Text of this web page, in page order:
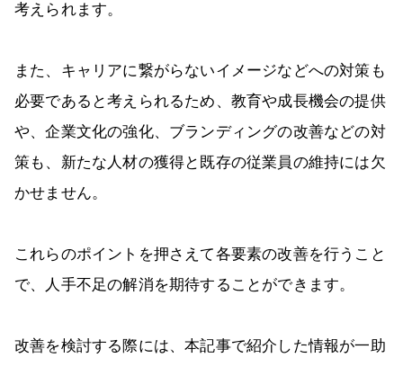
考えられます。
また、キャリアに繋がらないイメージなどへの対策も
必要であると考えられるため、教育や成長機会の提供
や、企業文化の強化、ブランディングの改善などの対
策も、新たな人材の獲得と既存の従業員の維持には欠
かせません。
これらのポイントを押さえて各要素の改善を行うこと
で、人手不足の解消を期待することができます。
改善を検討する際には、本記事で紹介した情報が一助